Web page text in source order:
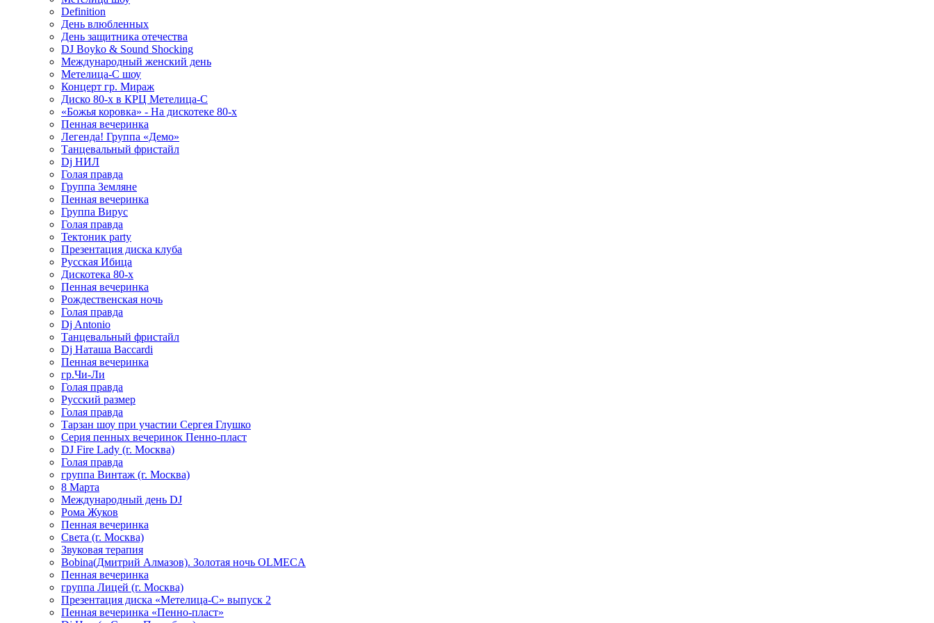
Definition
День влюбленных
День защитника отечества
DJ Boyko & Sound Shocking
Международный женский день
Метелица-С шоу
Концерт гр. Мираж
Диско 80-х в КРЦ Метелица-С
«Божья коровка» - На дискотеке 80-х
Пенная вечеринка
Легенда! Группа «Демо»
Танцевальный фристайл
Dj НИЛ
Голая правда
Группа Земляне
Пенная вечеринка
Группа Вирус
Голая правда
Тектоник party
Презентация диска клуба
Русская Ибица
Дискотека 80-х
Пенная вечеринка
Рождественская ночь
Голая правда
Dj Antonio
Танцевальный фристайл
Dj Наташа Baccardi
Пенная вечеринка
гр.Чи-Ли
Голая правда
Русский размер
Голая правда
Тарзан шоу при участии Сергея Глушко
Серия пенных вечеринок Пенно-пласт
DJ Fire Lady (г. Москва)
Голая правда
группа Винтаж (г. Москва)
8 Марта
Международный день DJ
Рома Жуков
Пенная вечеринка
Света (г. Москва)
Звуковая терапия
Bobina(Дмитрий Алмазов). Золотая ночь OLMECA
Пенная вечеринка
группа Лицей (г. Москва)
Презентация диска «Метелица-С» выпуск 2
Пенная вечеринка «Пенно-пласт»